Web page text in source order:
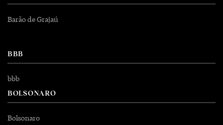
Barão de Grajaú
BBB
bbb
BOLSONARO
Bolsonaro